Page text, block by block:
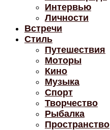
Интервью
Личности
Встречи
Стиль
Путешествия
Моторы
Кино
Музыка
Спорт
Творчество
Рыбалка
Пространство